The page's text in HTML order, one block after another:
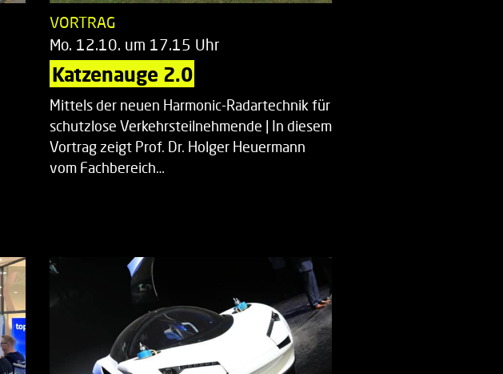
VORTRAG
Mo. 12.10. um 17.15 Uhr
Katzenauge 2.0
Mittels der neuen Harmonic-Radartechnik für
schutzlose Verkehrsteilnehmende | In diesem
Vortrag zeigt Prof. Dr. Holger Heuermann
vom Fachbereich…